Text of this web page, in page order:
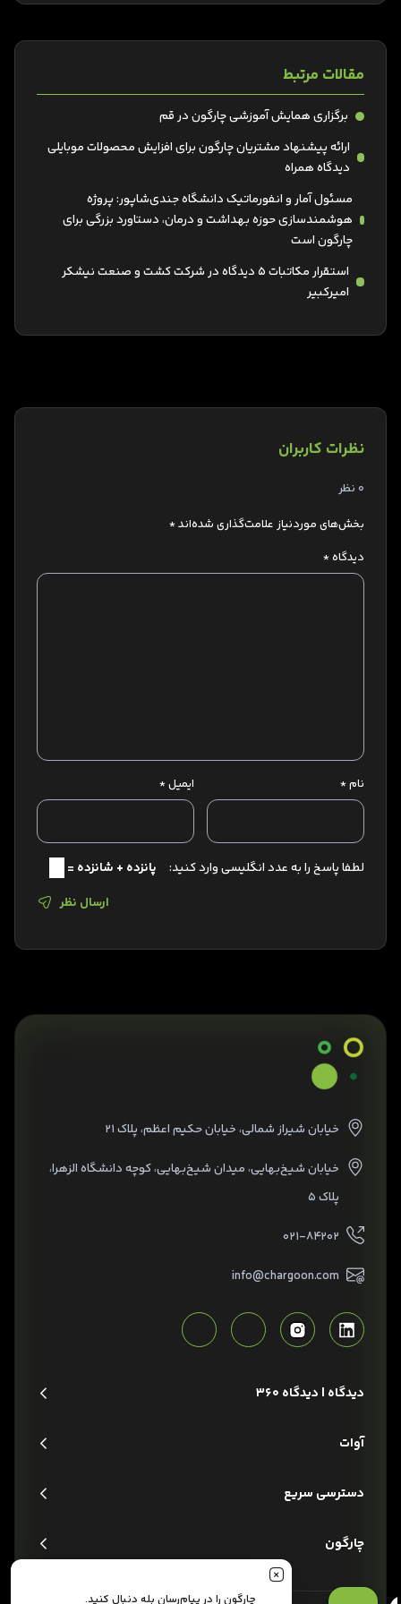
مقالات مرتبط
برگزاری همایش آموزشی چارگون در قم
ارائه پیشنهاد مشتریان چارگون برای افزایش محصولات موبایلی
دیدگاه همراه
مسئول آمار و انفورماتیک دانشگاه جندی‌شاپور: ‌پروژه
هوشمندسازی حوزه بهداشت و درمان، دستاورد بزرگی برای
چارگون است
استقرار مکاتبات 5 دیدگاه در شرکت کشت و صنعت نیشکر
امیرکبیر
نظرات کاربران
0 نظر
بخش‌های موردنیاز علامت‌گذاری شده‌اند*
دیدگاه*
نام* ایمیل*
لطفا پاسخ را به عدد انگلیسی وارد کنید:
پانزده + شانزده =
ارسال نظر
خیابان شیراز شمالی، خیابان حکیم اعظم، پلاک ۲۱
خیابان شیخ‌بهایی، میدان شیخ‌بهایی، کوچه دانشگاه الزهرا،
پلاک ۵
۰۲۱-۸۴۲۰۲
info@chargoon.com
دیدگاه | دیدگاه 360
آوات
دسترسی سریع
چارگون
چارگون را در پیام‌رسان بله دنبال کنید.